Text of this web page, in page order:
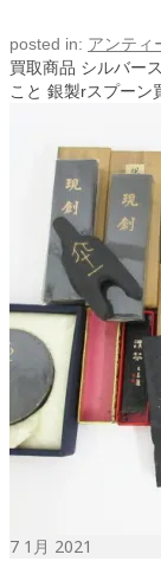
posted in: アンティ
買取商品 シルバー
こと 銀製rスプーン
7 1月 2021